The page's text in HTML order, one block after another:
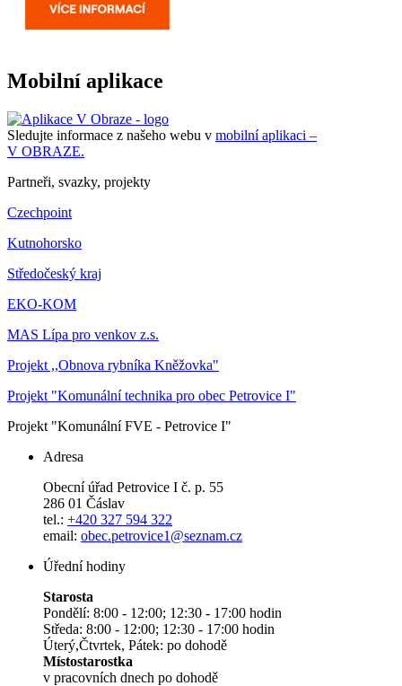
Mobilní aplikace
Sledujte informace z našeho webu v mobilní aplikaci –
V OBRAZE.
Partneři, svazky, projekty
Czechpoint
Kutnohorsko
Středočeský kraj
EKO-KOM
MAS Lípa pro venkov z.s.
Projekt ,,Obnova rybníka Kněžovka"
Projekt "Komunální technika pro obec Petrovice I"
Projekt "Komunální FVE - Petrovice I"
Adresa
Obecní úřad Petrovice I č. p. 55
286 01 Čáslav
tel.: +420 327 594 322
email: obec.petrovice1@seznam.cz
Úřední hodiny
Starosta
Pondělí: 8:00 - 12:00; 12:30 - 17:00 hodin
Středa: 8:00 - 12:00; 12:30 - 17:00 hodin
Úterý,Čtvrtek, Pátek: po dohodě
Místostarostka
v pracovních dnech po dohodě